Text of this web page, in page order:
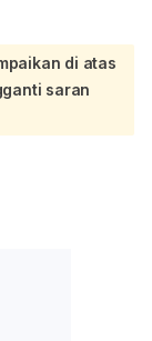
di atas
saran